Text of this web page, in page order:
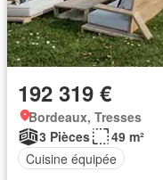
192 319 €
Bordeaux, Tresses
3 Pièces
49 m²
Cuisine équipée